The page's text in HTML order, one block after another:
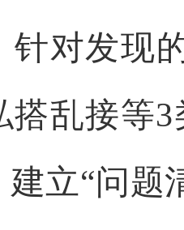
针对发现
搭乱接等
建立“问题